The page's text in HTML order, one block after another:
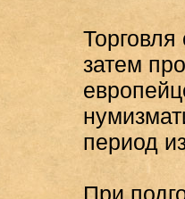
затем
период
При